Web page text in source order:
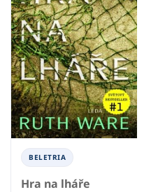
BELETRIA
Hra na lháře